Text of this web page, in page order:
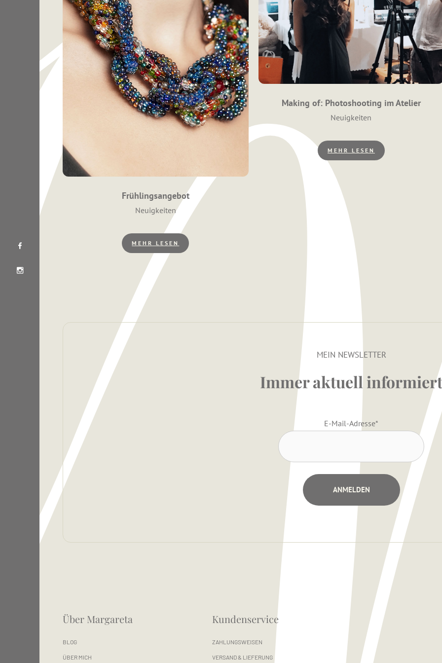
Frühlingsangebot
Kategorien
Neuigkeiten
MEHR LESEN
Making of: Photoshooting im Atelier
Kategorien
Neuigkeiten
MEHR LESEN
MEIN NEWSLETTER
Immer aktuell informiert
E-Mail-Adresse*
Über Margareta
BLOG
ÜBER MICH
Kundenservice
ZAHLUNGSWEISEN
VERSAND & LIEFERUNG